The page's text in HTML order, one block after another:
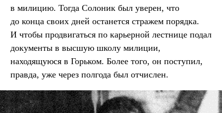
в милицию. Тогда Солоник был уверен, что
до конца своих дней останется стражем порядка.
И чтобы продвигаться по карьерной лестнице подал
документы в высшую школу милиции,
находящуюся в Горьком. Более того, он поступил,
правда, уже через полгода был отчислен.